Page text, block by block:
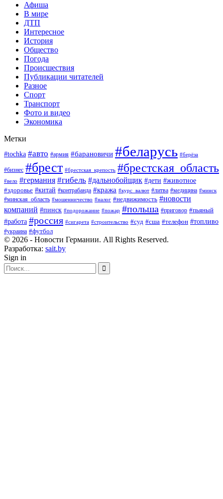
Афиша
В мире
ДТП
Интересное
История
Общество
Погода
Происшествия
Публикации читателей
Разное
Спорт
Транспорт
Фото и видео
Экономика
Метки
#tochka #авто #армия #барановичи #беларусь #берёза
#бизнес #брест #брестская_крепость #брестская_область
#вело #германия #гибель #дальнобойщик #дети #животное
#здоровье #китай #контрабанда #кража #курс_валют #литва #медицина #минск
#минская_область #мошенничество #налог #недвижимость #новости
компаний #пинск #подорожание #пожар #польша #приговор #пьяный
#работа #россия #сигарета #строительство #суд #сша #телефон #топливо
#украина #футбол
© 2026 - Новости Германии. All Rights Reserved.
Разработка: sait.by
Sign in